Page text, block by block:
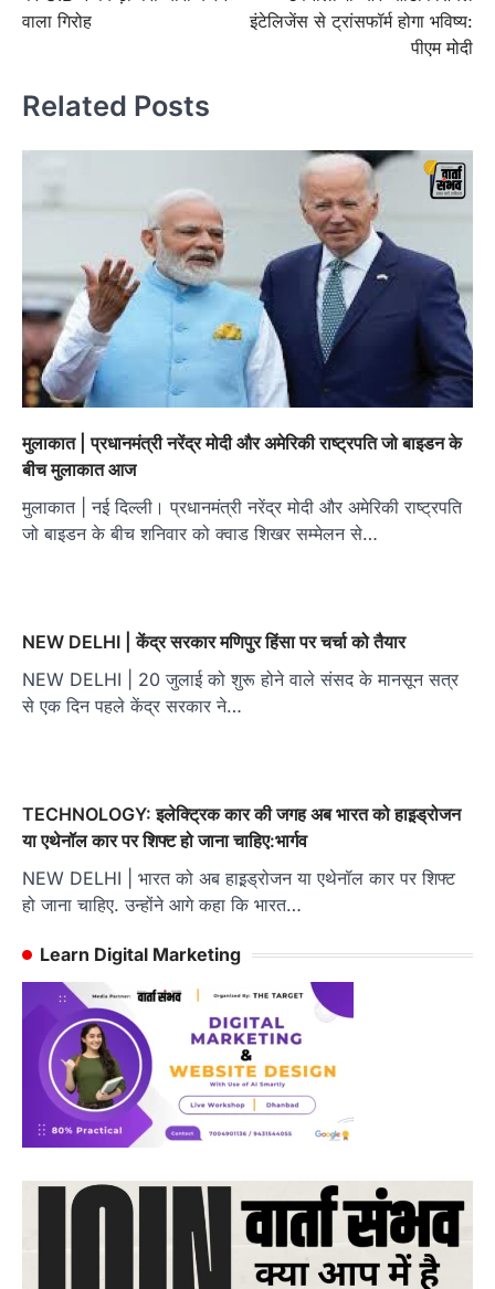
वाला गिरोह
इंटेलिजेंस से ट्रांसफॉर्म होगा भविष्य:
पीएम मोदी
Related Posts
मुलाकात | प्रधानमंत्री नरेंद्र मोदी और अमेरिकी राष्ट्रपति जो बाइडन के
बीच मुलाकात आज
मुलाकात | नई दिल्ली। प्रधानमंत्री नरेंद्र मोदी और अमेरिकी राष्ट्रपति
जो बाइडन के बीच शनिवार को क्वाड शिखर सम्मेलन से…
NEW DELHI | केंद्र सरकार मणिपुर हिंसा पर चर्चा को तैयार
NEW DELHI | 20 जुलाई को शुरू होने वाले संसद के मानसून सत्र
से एक दिन पहले केंद्र सरकार ने…
TECHNOLOGY: इलेक्ट्रिक कार की जगह अब भारत को हाइ़ड्रोजन
या एथेनॉल कार पर शिफ्ट हो जाना चाहिए:भार्गव
NEW DELHI | भारत को अब हाइ़ड्रोजन या एथेनॉल कार पर शिफ्ट
हो जाना चाहिए. उन्होंने आगे कहा कि भारत…
Learn Digital Marketing